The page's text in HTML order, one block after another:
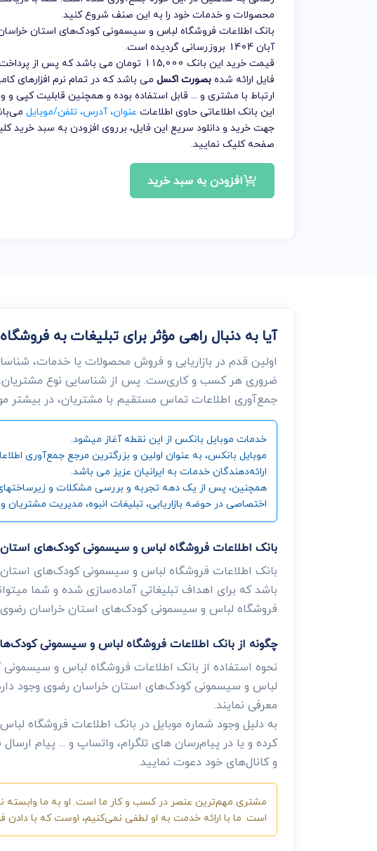
محصولات و خدمات خود را به این صنف شروع کنید.
بانک اطلاعات فروشگاه لباس و سیسمونی کودک‌های استان
آبان 1404 بروزرسانی گردیده است.
قیمت خرید این بانک 115,000 تومان می باشد
فایل ارائه شدهبصورت اکسل می باشد که در تمام نرم افزارهای
ارتباط با مشتری و ... قابل استفاده بوده و همچنین قابلیت کپی
این بانک اطلاعاتی حاوی اطلاعات عنوان، آدرس، تلفن/موبایل
جهت خرید و دانلود سریع این فایل، برروی افزودن به سبد
صفحه کلیک نمایید.
افزودن به سبد خرید
آیا به دنبال راهی مؤثر برای تبلیغات به
اولین قدم در بازاریابی و فروش محصولات یا خدمات،
ضروری هر کسب و کاری‌ست. پس از شناسایی نوع
جمع‌آوری اطلاعات تماس مستقیم با مشتریان، در بیشتر
خدمات موبایل بانکس از این نقطه آغاز میشود.
ارائه‌دهندگان خدمات به ایرانیان عزیز می باشد.
همچنین، پس از یک دهه تجربه و بررسی مشکلات و زیرساختهای
اختصاصی در حوضه بازاریابی، تبلیغات انبوه، مدیریت
بانک اطلاعات فروشگاه لباس و سیسمونی کودک‌های
بانک اطلاعات فروشگاه لباس و سیسمونی کودک‌های
باشد که برای اهداف تبلیغاتی آماده‌سازی شده و شما
فروشگاه لباس و سیسمونی کودک‌های استان خراسان
چگونه از بانک اطلاعات فروشگاه لباس و سیسمونی
نحوه استفاده از بانک اطلاعات فروشگاه لباس و
لباس و سیسمونی کودک‌های استان خراسان رضوی وجود
معرفی نمایند.
به دلیل وجود شماره موبایل در بانک اطلاعات فروشگاه
کرده و یا در پیام‌رسان های تلگرام، واتساپ و ... پیام
و کانال‌های خود دعوت نمایید.
مشتری مهم‌ترین عنصر در کسب و کار ما است. او به ما وابسته
است. ما با ارائه خدمت به او لطفی نمی‌کنیم، اوست که با